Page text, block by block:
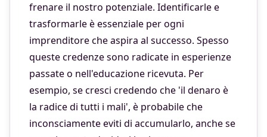
frenare il nostro potenziale. Identificarle e
trasformarle è essenziale per ogni
imprenditore che aspira al successo. Spesso
queste credenze sono radicate in esperienze
passate o nell'educazione ricevuta. Per
esempio, se cresci credendo che 'il denaro è
la radice di tutti i mali', è probabile che
inconsciamente eviti di accumularlo, anche se